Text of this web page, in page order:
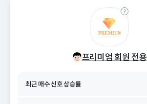
프리미엄 회원 전용
26. 08/07
최근 매수 신호 상승률